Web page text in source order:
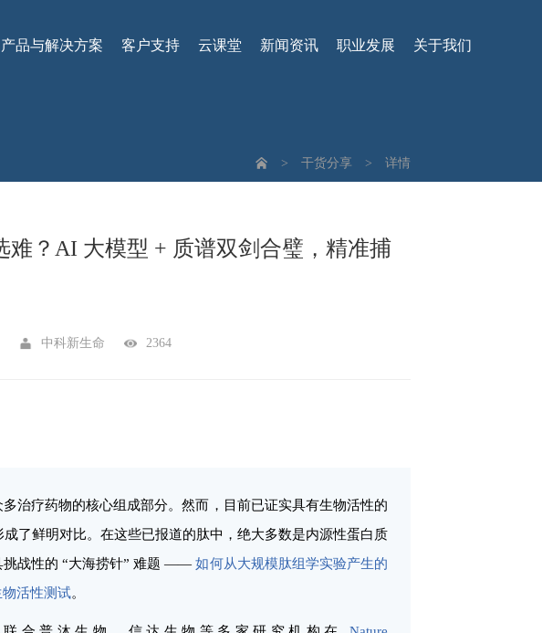
产品与解决方案 客户支持 云课堂 新闻资讯 职业发展 关于我们
> 干货分享 > 详情
难？AI 大模型 + 质谱双剑合璧，精准捕
中科新生命 2364
治疗药物的核心组成部分。然而，目前已证实具有生物活性的
了鲜明对比。在这些已报道的肽中，绝大多数是内源性蛋白质
挑战性的 “大海捞针” 难题 ——如何从大规模肽组学实验产生的
活性测试。